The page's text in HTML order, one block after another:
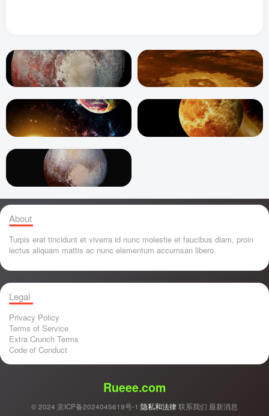
About
Turpis erat tincidunt et viverra id nunc molestie et faucibus diam, proin
lectus aliquam mattis ac nunc elementum accumsan libero.
Legal
Privacy Policy
Terms of Service
Extra Crunch Terms
Code of Conduct
Rueee.com
© 2024 京ICP备2024045619号-1 隐私和法律联系我们 最新消息